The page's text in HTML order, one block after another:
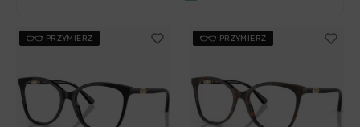
PRZYMIERZ PRZYMIERZ